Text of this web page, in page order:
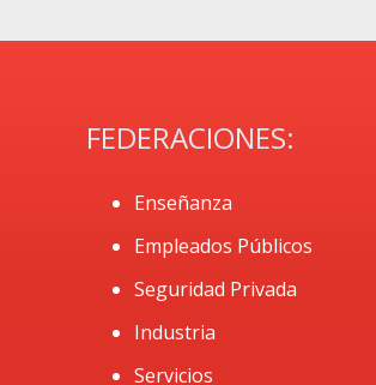
FEDERACIONES:
Enseñanza
Empleados Públicos
Seguridad Privada
Industria
Servicios